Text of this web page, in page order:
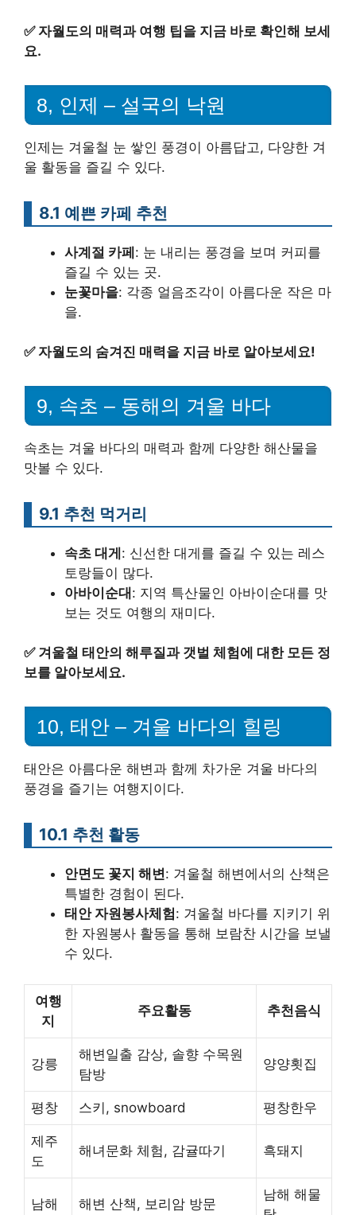
✅ 자월도의 매력과 여행 팁을 지금 바로 확인해 보세
요.
8, 인제 – 설국의 낙원
인제는 겨울철 눈 쌓인 풍경이 아름답고, 다양한 겨
울 활동을 즐길 수 있다.
8.1 예쁜 카페 추천
사계절 카페: 눈 내리는 풍경을 보며 커피를
즐길 수 있는 곳.
눈꽃마을: 각종 얼음조각이 아름다운 작은 마
을.
✅ 자월도의 숨겨진 매력을 지금 바로 알아보세요!
9, 속초 – 동해의 겨울 바다
속초는 겨울 바다의 매력과 함께 다양한 해산물을
맛볼 수 있다.
9.1 추천 먹거리
속초 대게: 신선한 대게를 즐길 수 있는 레스
토랑들이 많다.
아바이순대: 지역 특산물인 아바이순대를 맛
보는 것도 여행의 재미다.
✅ 겨울철 태안의 해루질과 갯벌 체험에 대한 모든 정
보를 알아보세요.
10, 태안 – 겨울 바다의 힐링
태안은 아름다운 해변과 함께 차가운 겨울 바다의
풍경을 즐기는 여행지이다.
10.1 추천 활동
안면도 꽃지 해변: 겨울철 해변에서의 산책은
특별한 경험이 된다.
태안 자원봉사체험: 겨울철 바다를 지키기 위
한 자원봉사 활동을 통해 보람찬 시간을 보낼
수 있다.
여행
지
주요활동 추천음식
강릉
해변일출 감상, 솔향 수목원
탐방
양양횟집
평창 스키, snowboard 평창한우
제주
도
해녀문화 체험, 감귤따기 흑돼지
남해 해변 산책, 보리암 방문
남해 해물